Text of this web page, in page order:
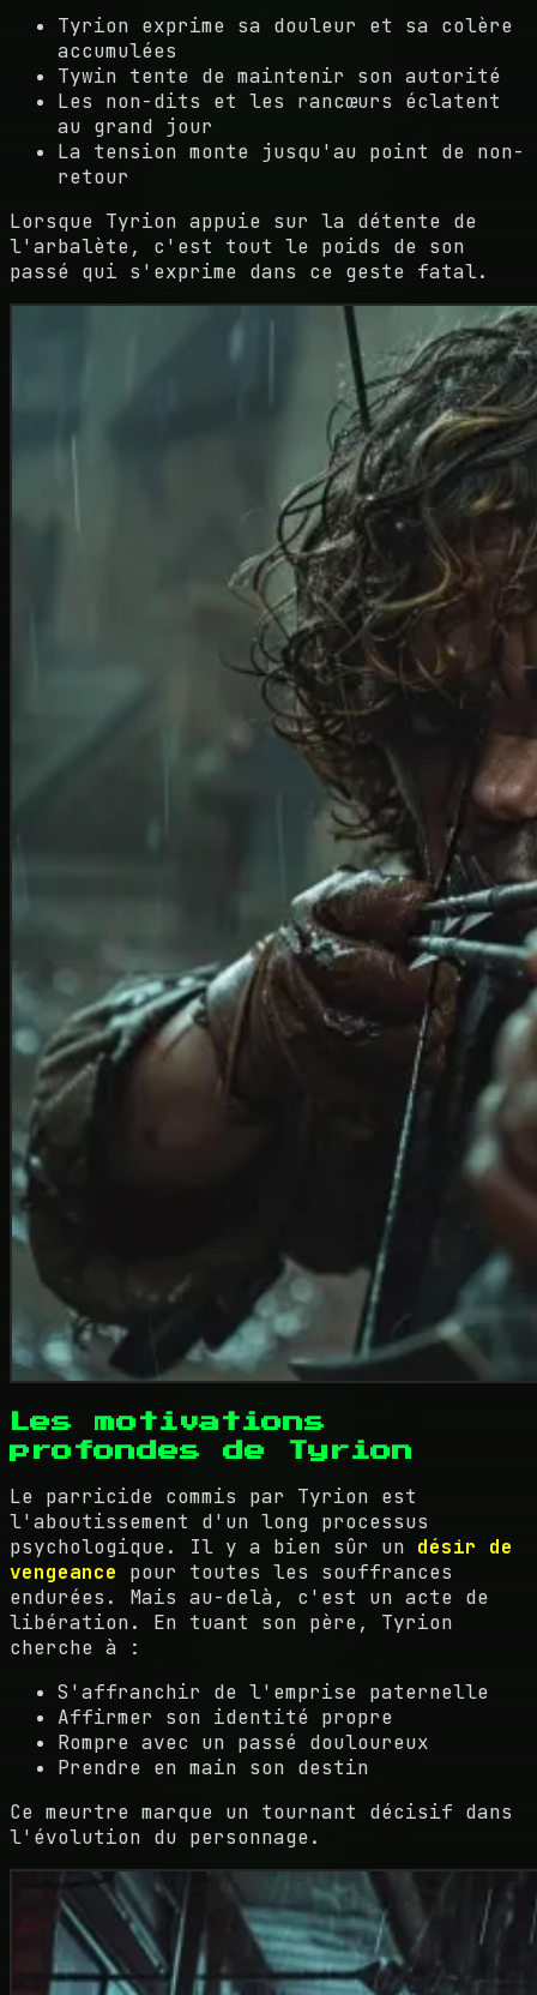
Tyrion exprime sa douleur et sa colère
accumulées
Tywin tente de maintenir son autorité
Les non-dits et les rancœurs éclatent
au grand jour
La tension monte jusqu'au point de non-
retour
Lorsque Tyrion appuie sur la détente de
l'arbalète, c'est tout le poids de son
passé qui s'exprime dans ce geste fatal.
Les motivations
profondes de Tyrion
Le parricide commis par Tyrion est
l'aboutissement d'un long processus
psychologique. Il y a bien sûr un désir de
vengeance pour toutes les souffrances
endurées. Mais au-delà, c'est un acte de
libération. En tuant son père, Tyrion
cherche à :
S'affranchir de l'emprise paternelle
Affirmer son identité propre
Rompre avec un passé douloureux
Prendre en main son destin
Ce meurtre marque un tournant décisif dans
l'évolution du personnage.